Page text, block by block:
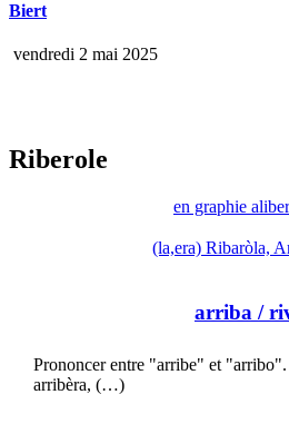
Biert
vendredi 2 mai 2025
Riberole
en graphie
(la,era) Ribaròla,
arriba /
Prononcer entre "arribe" et
arribèra, (…)